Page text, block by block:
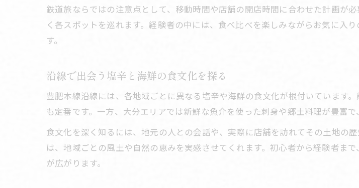
塩辛と海鮮を取り入れ
鉄道旅ならではの注意点として、移動時間や店舗の開店時間に合わせた計画が
く各スポットを巡れます。経験者の中には、食べ比べを楽しみながらお気に入
す。
沿線で出会う塩辛と海鮮の食文化を探る
豊肥本線沿線には、各地域ごとに異なる塩辛や海鮮の食文化が根付いています
も定番です。一方、大分エリアでは新鮮な魚介を使った刺身や郷土料理が豊富
食文化を深く知るには、地元の人との会話や、実際に店舗を訪れてその土地の
は、地域ごとの風土や自然の恵みを実感させてくれます。初心者から経験者ま
が広がります。